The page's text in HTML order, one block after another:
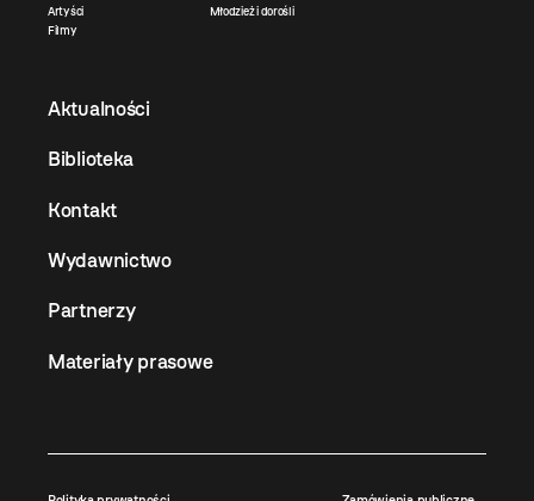
Artyści
Filmy
Młodzież i dorośli
Aktualności
Biblioteka
Kontakt
Wydawnictwo
Partnerzy
Materiały prasowe